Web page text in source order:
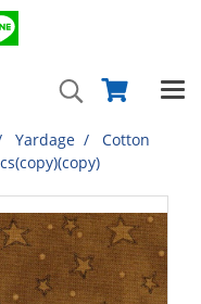
Yardage
Cotton